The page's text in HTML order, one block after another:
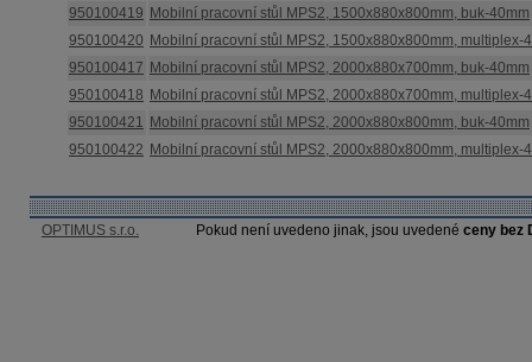
950100419 Mobilní pracovní stůl MPS2, 1500x880x800mm, buk-40mm
950100420 Mobilní pracovní stůl MPS2, 1500x880x800mm, multiplex-
950100417 Mobilní pracovní stůl MPS2, 2000x880x700mm, buk-40mm
950100418 Mobilní pracovní stůl MPS2, 2000x880x700mm, multiplex-
950100421 Mobilní pracovní stůl MPS2, 2000x880x800mm, buk-40mm
950100422 Mobilní pracovní stůl MPS2, 2000x880x800mm, multiplex-
OPTIMUS s.r.o. Pokud není uvedeno jinak, jsou uvedené ceny bez